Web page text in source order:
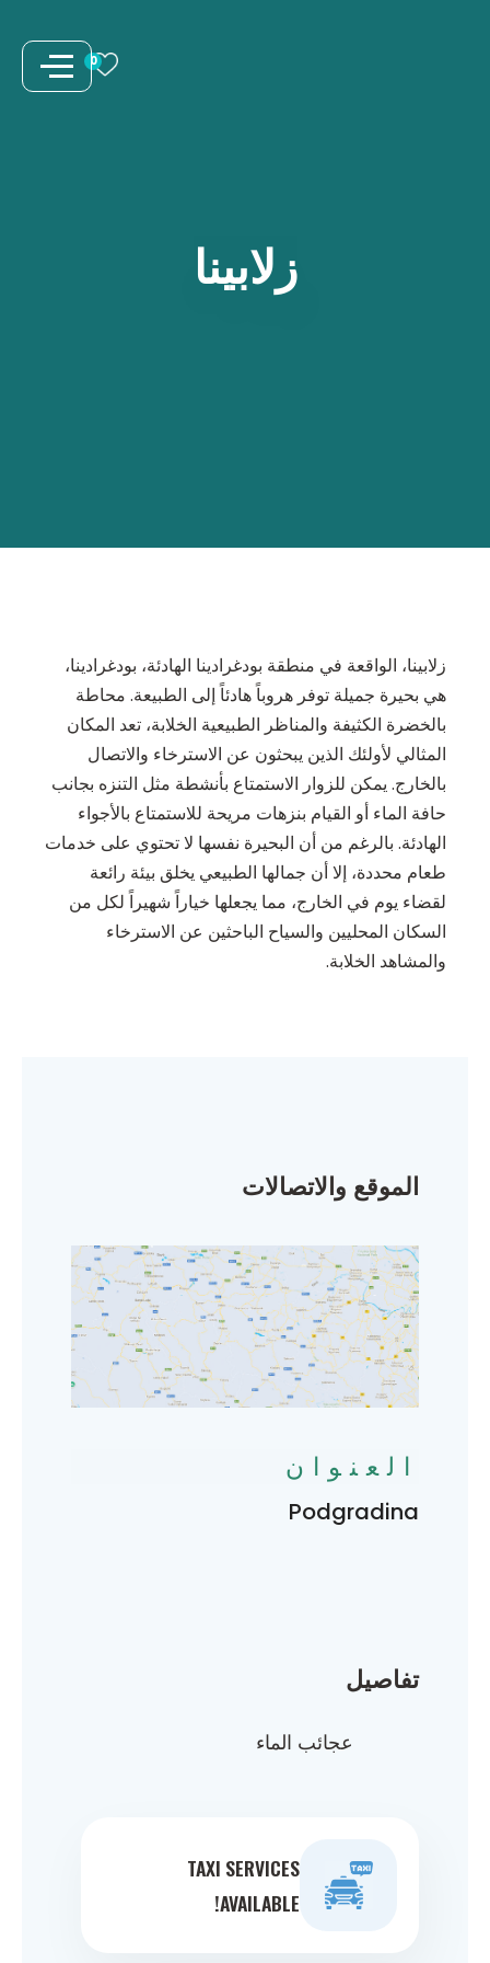
0
زلابينا
زلابينا، الواقعة في منطقة بودغرادينا الهادئة، بودغرادينا،
هي بحيرة جميلة توفر هروباً هادئاً إلى الطبيعة. محاطة
بالخضرة الكثيفة والمناظر الطبيعية الخلابة، تعد المكان
المثالي لأولئك الذين يبحثون عن الاسترخاء والاتصال
بالخارج. يمكن للزوار الاستمتاع بأنشطة مثل التنزه بجانب
حافة الماء أو القيام بنزهات مريحة للاستمتاع بالأجواء
الهادئة. بالرغم من أن البحيرة نفسها لا تحتوي على خدمات
طعام محددة، إلا أن جمالها الطبيعي يخلق بيئة رائعة
لقضاء يوم في الخارج، مما يجعلها خياراً شهيراً لكل من
السكان المحليين والسياح الباحثين عن الاسترخاء
والمشاهد الخلابة.
تفاصيل
عجائب الماء
TAXI SERVICES
AVAILABLE!
الموقع والاتصالات
العنوان
Podgradina